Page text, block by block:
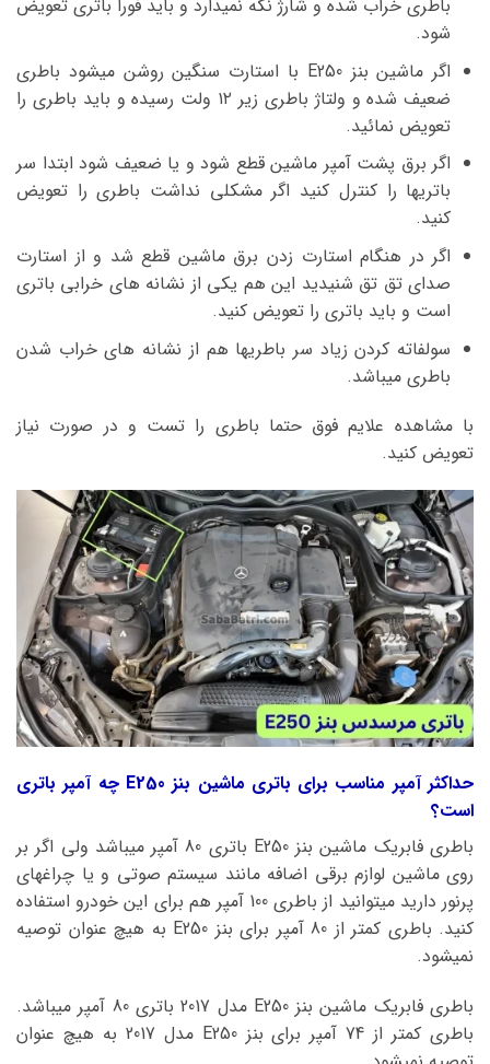
باطری خراب شده و شارژ نگه نمیدارد و باید فورا باتری تعویض
شود.
اگر ماشین بنز E250 با استارت سنگین روشن میشود باطری
ضعیف شده و ولتاژ باطری زیر ۱۲ ولت رسیده و باید باطری را
تعویض نمائید.
اگر برق پشت آمپر ماشین قطع شود و یا ضعیف شود ابتدا سر
باتریها را کنترل کنید اگر مشکلی نداشت باطری را تعویض
کنید.
اگر در هنگام استارت زدن برق ماشین قطع شد و از استارت
صدای تق تق شنیدید این هم یکی از نشانه های خرابی باتری
است و باید باتری را تعویض کنید.
سولفاته کردن زیاد سر باطریها هم از نشانه های خراب شدن
باطری میباشد.
با مشاهده علایم فوق حتما باطری را تست و در صورت نیاز
تعویض کنید.
حداکثر آمپر مناسب برای باتری ماشین بنز E250 چه آمپر باتری
است؟
باطری فابریک ماشین بنز E250 باتری 80 آمپر میباشد ولی اگر بر
روی ماشین لوازم برقی اضافه مانند سیستم صوتی و یا چراغهای
پرنور دارید میتوانید از باطری 100 آمپر هم برای این خودرو استفاده
کنید. باطری کمتر از 80 آمپر برای بنز E250 به هیچ عنوان توصیه
نمیشود.
باطری فابریک ماشین بنز E250 مدل 2017 باتری 80 آمپر میباشد.
باطری کمتر از 74 آمپر برای بنز E250 مدل 2017 به هیچ عنوان